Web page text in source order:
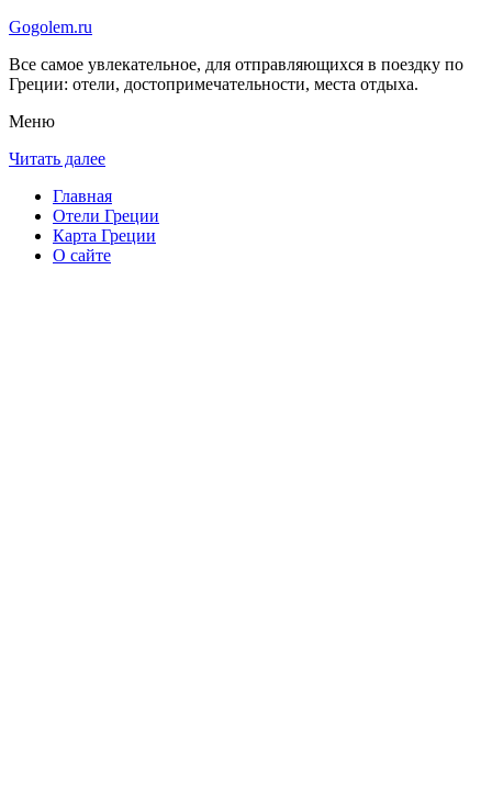
Gogolem.ru
Все самое увлекательное, для отправляющихся в поездку по
Греции: отели, достопримечательности, места отдыха.
Меню
Читать далее
Главная
Отели Греции
Карта Греции
О сайте